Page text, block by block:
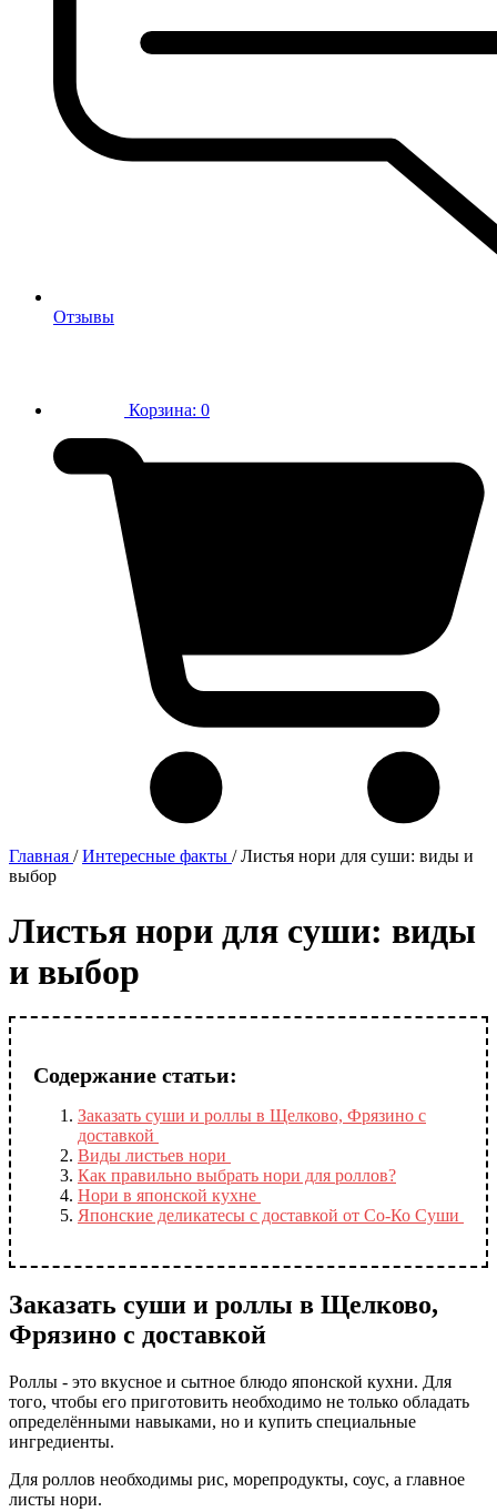
Отзывы
Корзина: 0
Главная / Интересные факты / Листья нори для суши: виды и
выбор
Листья нори для суши: виды
и выбор
Содержание статьи:
Заказать суши и роллы в Щелково, Фрязино с
доставкой
Виды листьев нори
Как правильно выбрать нори для роллов?
Нори в японской кухне
Японские деликатесы с доставкой от Со-Ко Суши
Заказать суши и роллы в Щелково,
Фрязино с доставкой
Роллы - это вкусное и сытное блюдо японской кухни. Для
того, чтобы его приготовить необходимо не только обладать
определёнными навыками, но и купить специальные
ингредиенты.
Для роллов необходимы рис, морепродукты, соус, а главное
листы нори.